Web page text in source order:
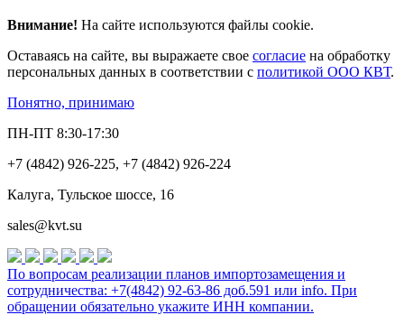
Внимание! На сайте используются файлы cookie.
Оставаясь на сайте, вы выражаете свое согласие на обработку
персональных данных в соответствии с политикой ООО КВТ.
Понятно, принимаю
ПН-ПТ 8:30-17:30
+7 (4842) 926-225, +7 (4842) 926-224
Калуга, Тульское шоссе, 16
sales@kvt.su
По вопросам реализации планов импортозамещения и
сотрудничества: +7(4842) 92-63-86 доб.591 или info. При
обращении обязательно укажите ИНН компании.